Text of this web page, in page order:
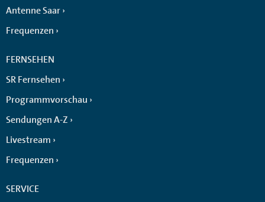
Antenne Saar
Frequenzen
FERNSEHEN
SR Fernsehen
Programmvorschau
Sendungen A-Z
Livestream
Frequenzen
SERVICE